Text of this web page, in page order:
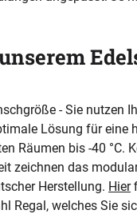
- Sie nutzen
Lösung für eine
Räumen bis -40 °C.
zeichnen das
Herstellung. Hier
Regal, welches Sie